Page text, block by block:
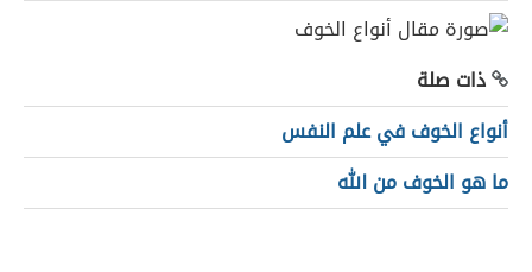
ذات صلة
أنواع الخوف في علم النفس
ما هو الخوف من الله